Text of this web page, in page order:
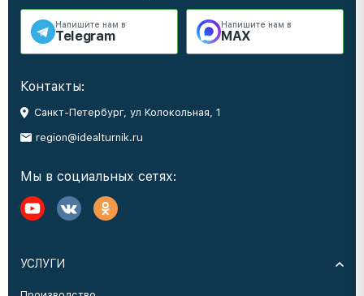
Напишите нам в
Telegram
Напишите нам в
MAX
Контакты:
Санкт-Петербург, ул Колокольная, 1
region@idealturnik.ru
Мы в социальных сетях:
УСЛУГИ